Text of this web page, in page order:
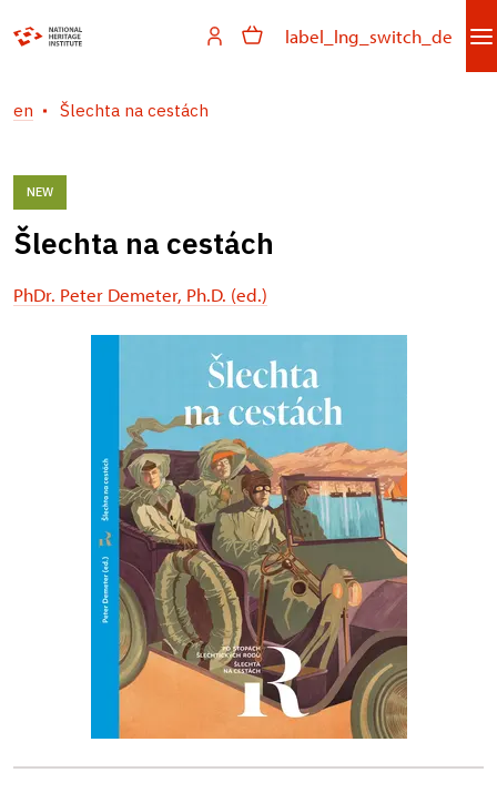
label_lng_switch_de
en Šlechta na cestách
NEW
Šlechta na cestách
PhDr. Peter Demeter, Ph.D. (ed.)